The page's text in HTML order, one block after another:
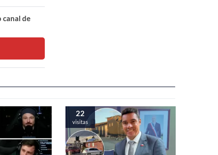
canal de
22
visitas